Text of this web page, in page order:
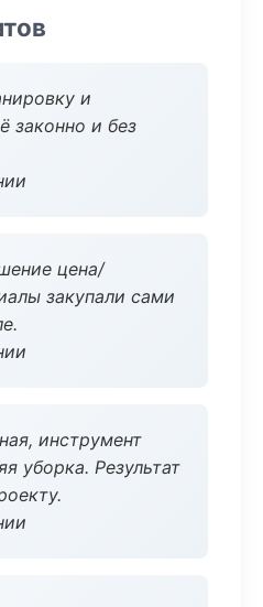
и
законно и без
цена/
закупали сами
инструмент
уборка. Результат